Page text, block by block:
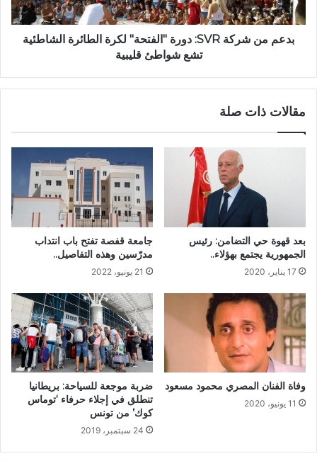
بدعم من شركة SVR: دورة "الفتحة" لكرة الطائرة الشاطئية
تشع شواطئ قليبية
مقالات ذات صلة
بعد قهوة حي التضامن: رئيس
الجمهورية يجتمع بهؤلاء..
17 يناير، 2020
جامعة قفصة تفتح باب انتداب
مدرّسين وهذه التفاصيل..
21 يونيو، 2022
وفاة الفنان المصري محمود مسعود
11 يونيو، 2020
ضربة موجعة للسياحة: بريطانيا
تنطلق في إجلاء حرفاء ‘توماس
كوك’ من تونس
24 سبتمبر، 2019